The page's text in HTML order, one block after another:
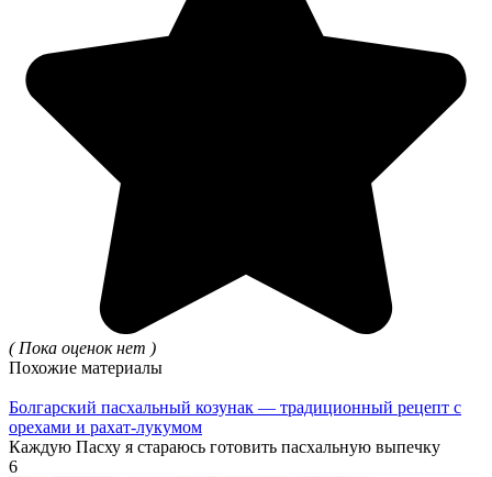
( Пока оценок нет )
Похожие материалы
Болгарский пасхальный козунак — традиционный рецепт с
орехами и рахат-лукумом
Каждую Пасху я стараюсь готовить пасхальную выпечку
6